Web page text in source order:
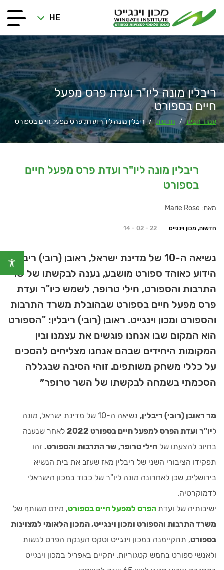
HE
ריבלין מונה ליו"ר ועדת פרס מפעל
חיים בספורט
עמוד הבית / חדשות / ריבלין מונה ליו"ר ועדת פרס מפעל חיים בספורט
ריבלין מונה ליו"ר ועדת פרס מפעל חיים
בספורט
מאת: Marie Rose
חדשות, מכון וינגייט 14 - 02 - 22
נשיאה ה-10 של מדינת ישראל, ראובן (רובי) ריבלין,
הידוע כאוהד ספורט מושבע, נענה לבקשתו של שר
התרבות והספורט, חילי טרופר, לשמש כיו"ר ועדת
פרס מפעל חיים בספורט שבהובלת משרד התרבות
והספורט ומכון וינגייט. ראובן (רובי) ריבלין: "הספורט
הוא המקום שבו אנחנו פוגשים את עצמנו ובין
המקומות היחידים שבהם אנחנו מצליחים להסכים
על כללי משחק משותפים. זוהי הסיבה שבגללה
הסכמתי בשמחה לבקשתו של השר טרופר״
מר ראובן (רובי) ריבלין,
נשיאה ה-10 של מדינת ישראל, מונה
ליו"ר ועדת הפרס למפעל חיים בספורט 2022
לאחר שנענה
בחיוב להצעתו של חילי טרופר, שר התרבות והספורט. זהו
תפקידו הציבורי השני של ריבלין מאז שעזב את בית הנשיא
בירושלים, שכן לאחרונה מונה ליו"ר של כבוד במכון הישראלי
לדמוקרטיה.
ישיבותיה של ועדת הפרס למפעל חיים בספורט, מיזם משותף של
משרד התרבות והספורט ומכון וינגייט, המכון הלאומי למצוינות
בספורט, תתקיימנה במכון וינגייט וטקס הענקת הפרס לנשות
ולאנשי ספורט בחמש קטגוריות, יתקיים באפריל במכון וינגייט